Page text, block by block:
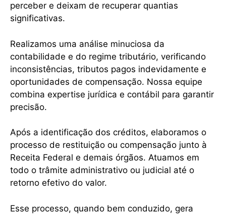
perceber e deixam de recuperar quantias
significativas.
Realizamos uma análise minuciosa da
contabilidade e do regime tributário, verificando
inconsistências, tributos pagos indevidamente e
oportunidades de compensação. Nossa equipe
combina expertise jurídica e contábil para garantir
precisão.
Após a identificação dos créditos, elaboramos o
processo de restituição ou compensação junto à
Receita Federal e demais órgãos. Atuamos em
todo o trâmite administrativo ou judicial até o
retorno efetivo do valor.
Esse processo, quando bem conduzido, gera